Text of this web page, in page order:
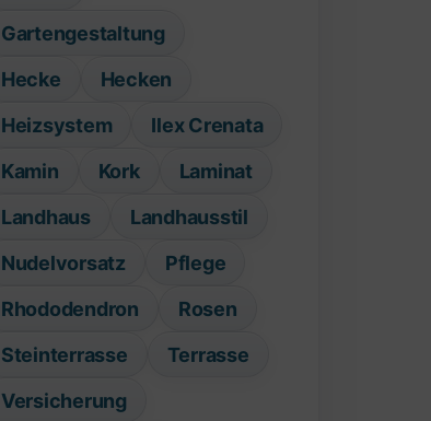
Gartengestaltung
Hecke
Hecken
Heizsystem
Ilex Crenata
Kamin
Kork
Laminat
Landhaus
Landhausstil
Nudelvorsatz
Pflege
Rhododendron
Rosen
Steinterrasse
Terrasse
Versicherung